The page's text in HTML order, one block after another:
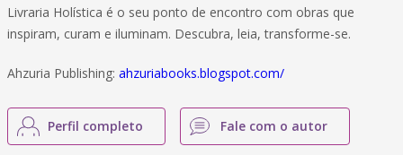
Livraria Holística é o seu ponto de encontro com obras que
inspiram, curam e iluminam. Descubra, leia, transforme-se.
Ahzuria Publishing: ahzuriabooks.blogspot.com/
Perfil completo Fale com o autor